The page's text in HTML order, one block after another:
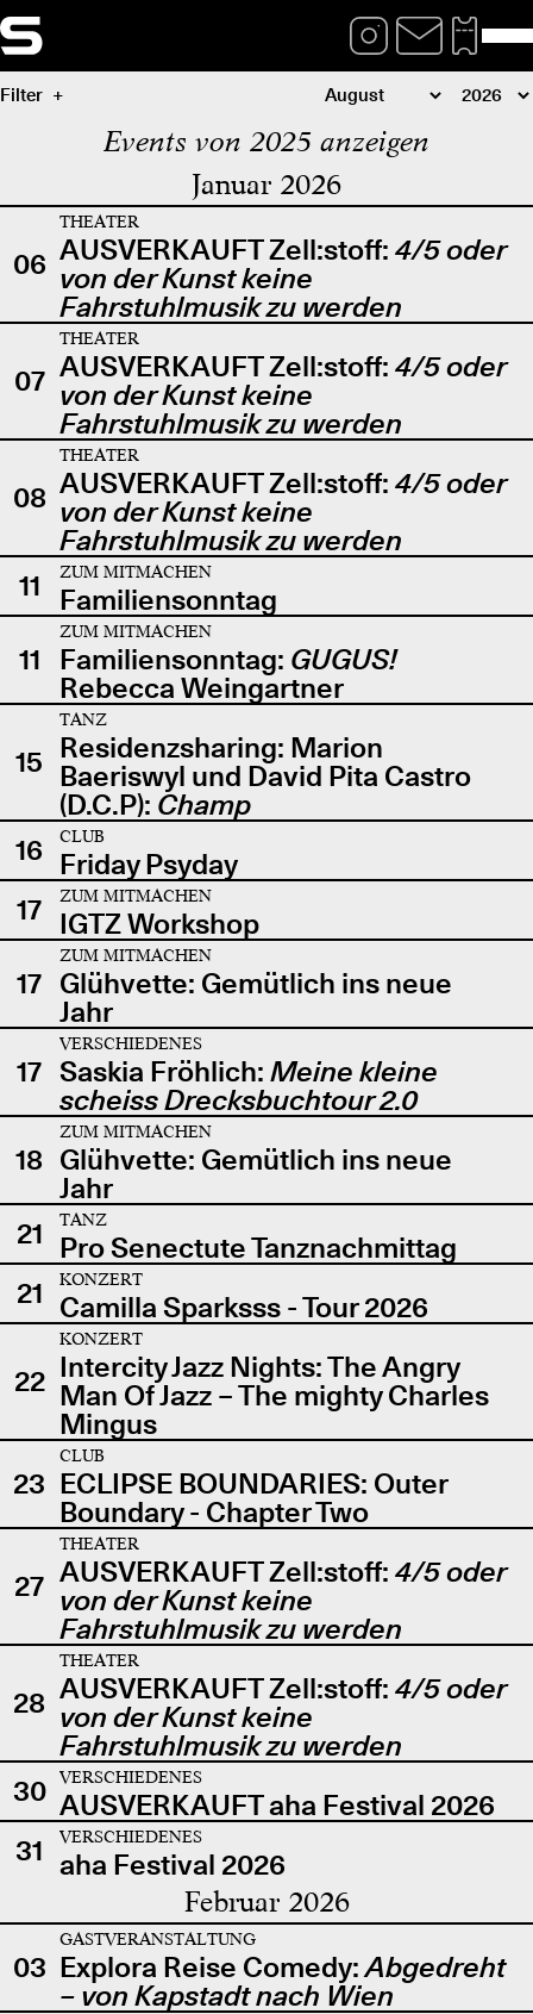
Filter
Events von 2025 anzeigen
Januar 2026
06
THEATER
AUSVERKAUFT Zell:stoff: 4/5 oder
von der Kunst keine
Fahrstuhlmusik zu werden
07
THEATER
AUSVERKAUFT Zell:stoff: 4/5 oder
von der Kunst keine
Fahrstuhlmusik zu werden
08
THEATER
AUSVERKAUFT Zell:stoff: 4/5 oder
von der Kunst keine
Fahrstuhlmusik zu werden
11
ZUM MITMACHEN
Familiensonntag
11
ZUM MITMACHEN
Familiensonntag: GUGUS!
Rebecca Weingartner
15
TANZ
Residenzsharing: Marion
Baeriswyl und David Pita Castro
(D.C.P): Champ
16
CLUB
Friday Psyday
17
ZUM MITMACHEN
IGTZ Workshop
17
ZUM MITMACHEN
Glühvette: Gemütlich ins neue
Jahr
17
VERSCHIEDENES
Saskia Fröhlich: Meine kleine
scheiss Drecksbuchtour 2.0
18
ZUM MITMACHEN
Glühvette: Gemütlich ins neue
Jahr
21
TANZ
Pro Senectute Tanznachmittag
21
KONZERT
Camilla Sparksss - Tour 2026
22
KONZERT
Intercity Jazz Nights: The Angry
Man Of Jazz – The mighty Charles
Mingus
23
CLUB
ECLIPSE BOUNDARIES: Outer
Boundary - Chapter Two
27
THEATER
AUSVERKAUFT Zell:stoff: 4/5 oder
von der Kunst keine
Fahrstuhlmusik zu werden
28
THEATER
AUSVERKAUFT Zell:stoff: 4/5 oder
von der Kunst keine
Fahrstuhlmusik zu werden
30
VERSCHIEDENES
AUSVERKAUFT aha Festival 2026
31
VERSCHIEDENES
aha Festival 2026
Februar 2026
03
GASTVERANSTALTUNG
Explora Reise Comedy:Abgedreht
– von Kapstadt nach Wien